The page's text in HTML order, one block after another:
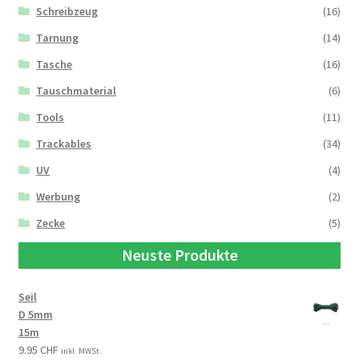
Schreibzeug
(16)
Tarnung
(14)
Tasche
(16)
Tauschmaterial
(6)
Tools
(11)
Trackables
(34)
UV
(4)
Werbung
(2)
Zecke
(5)
Neuste Produkte
Seil
D 5mm
15m
9.95 CHF inkl. MWSt.